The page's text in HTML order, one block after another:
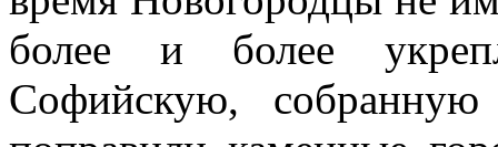
более и более
Софийскую,